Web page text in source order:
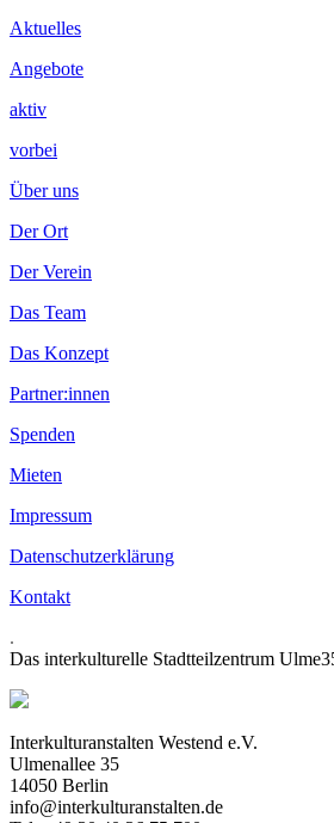
Aktuelles
Angebote
aktiv
vorbei
Über uns
Der Ort
Der Verein
Das Team
Das Konzept
Partner:innen
Spenden
Mieten
Impressum
Datenschutzerklärung
Kontakt
.
Das interkulturelle Stadtteilzentrum
Interkulturanstalten Westend e.V.
Ulmenallee 35
14050 Berlin
info@interkulturanstalten.de